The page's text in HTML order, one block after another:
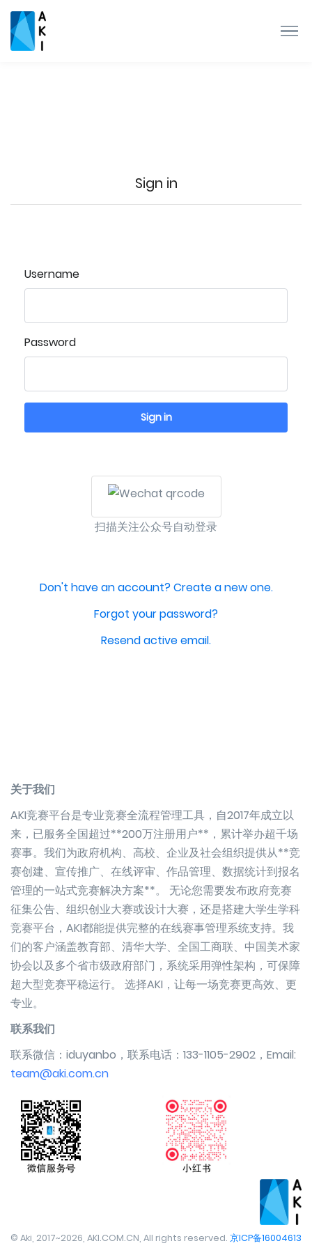
Sign in
Username
Password
Sign in
扫描关注公众号自动登录
Don't have an account? Create a new one.
Forgot your password?
Resend active email.
关于我们
AKI竞赛平台是专业竞赛全流程管理工具，自2017年成立以
来，已服务全国超过**200万注册用户**，累计举办超千场
赛事。我们为政府机构、高校、企业及社会组织提供从**竞
赛创建、宣传推广、在线评审、作品管理、数据统计到报名
管理的一站式竞赛解决方案**。 无论您需要发布政府竞赛
征集公告、组织创业大赛或设计大赛，还是搭建大学生学科
竞赛平台，AKI都能提供完整的在线赛事管理系统支持。我
们的客户涵盖教育部、清华大学、全国工商联、中国美术家
协会以及多个省市级政府部门，系统采用弹性架构，可保障
超大型竞赛平稳运行。 选择AKI，让每一场竞赛更高效、更
专业。
联系我们
联系微信：iduyanbo，联系电话：133-1105-2902，Email:
team@aki.com.cn
© Aki, 2017~2026, AKI.COM.CN, All rights reserved. 京ICP备16004613